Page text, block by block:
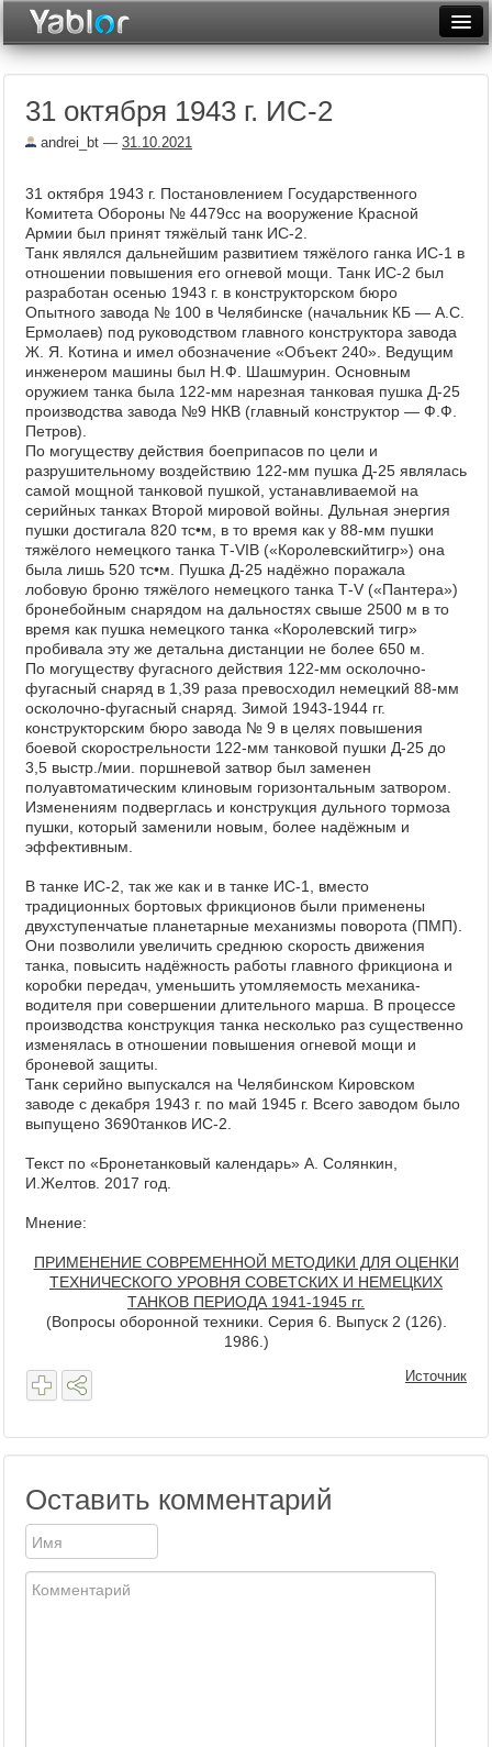
Неделя
Рейтинги
Архив
Видеотоп
31 октября 1943 г. ИС-2
andrei_bt — 31.10.2021
31 октября 1943 г. Постановлением Государственного
Комитета Обороны № 4479сс на вооружение Красной
Армии был при­нят тяжёлый танк ИС-2.
Танк являлся дальнейшим развитием тяжёлого ганка ИС-1 в
отношении повыше­ния его огневой мощи. Танк ИС-2 был
разработан осенью 1943 г. в конструкторском бюро
Опытного заво­да № 100 в Челябинске (начальник КБ — А.С.
Ермолаев) под руководством главного конструктора завода
Ж. Я. Ко­тина и имел обозначение «Объект 240». Ведущим
инженером машины был Н.Ф. Шашмурин. Основным
оружием танка была 122-мм нарезная танковая пушка Д-25
производства завода №9 НКВ (главный конструктор — Ф.Ф.
Петров).
По могуществу действия боеприпасов по цели и
разрушительному воздействию 122-мм пушка Д-25 явля­лась
самой мощной танковой пушкой, устанавливаемой на
серийных танках Второй мировой войны. Дульная энергия
пушки достигала 820 тс•м, в то время как у 88-мм пушки
тяжёлого немецкого танка Т-VIВ («Королевскийтигр») она
была лишь 520 тс•м. Пушка Д-25 надёжно поражала
лобовую броню тяжёлого немецкого танка Т-V («Пантера»)
бронебойным снарядом на дальностях свыше 2500 м в то
время как пушка немецкого танка «Коро­левский тигр»
пробивала эту же детальна дистанции не более 650 м.
По могуществу фугасного действия 122-мм осколочно-
фугасный снаряд в 1,39 раза превосходил немецкий 88-мм
осколочно-фугасный снаряд. Зимой 1943-1944 гг.
конструкторским бюро завода № 9 в целях повышения
боевой скорострельности 122-мм танковой пушки Д-25 до
3,5 выстр./мии. поршневой затвор был заменен
полуавтоматическим клиновым горизонтальным затво­ром.
Изменениям подверглась и конструкция дульного тормоза
пушки, который заменили новым, более надёж­ным и
эффективным.
В танке ИС-2, так же как и в танке ИС-1, вместо
традиционных бортовых фрикционов были применены
двухступенчатые планетарные механизмы поворота (ПМП).
Они позволили увеличить среднюю ско­рость движения
танка, повысить надёжность работы главного фрикциона и
коробки передач, уменьшить утом­ляемость механика-
водителя при совершении длительного марша. В процессе
производства конструкция танка несколько раз существенно
изменялась в отношении повышения огневой мощи и
броневой защиты.
Танк серий­но выпускался на Челябинском Кировском
заводе с декабря 1943 г. по май 1945 г. Всего заводом было
выпущено 3690танков ИС-2.
Текст по «Бронетанковый календарь» А. Солянкин,
И.Желтов. 2017 год.
Мнение:
ПРИМЕНЕНИЕ СОВРЕМЕННОЙ МЕТОДИКИ ДЛЯ ОЦЕНКИ
ТЕХНИЧЕСКОГО УРОВНЯ СОВЕТСКИХ И НЕМЕЦКИХ
ТАНКОВ ПЕРИОДА 1941-1945 гг.
(Вопросы оборонной техники. Серия 6. Выпуск 2 (126).
1986.)
Источник
Оставить комментарий